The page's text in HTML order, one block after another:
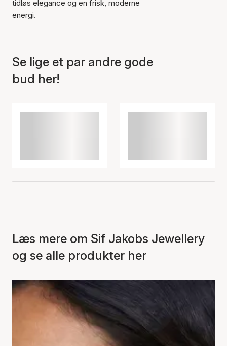
tidløs elegance og en frisk, moderne
energi.
Se lige et par andre gode
bud her!
Læs mere om Sif Jakobs Jewellery
og se alle produkter her